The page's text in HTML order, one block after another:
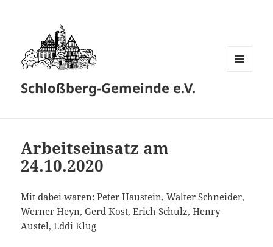
Schloßberg-Gemeinde e.V.
Arbeitseinsatz am
24.10.2020
Mit dabei waren: Peter Haustein, Walter Schneider,
Werner Heyn, Gerd Kost, Erich Schulz, Henry
Austel, Eddi Klug